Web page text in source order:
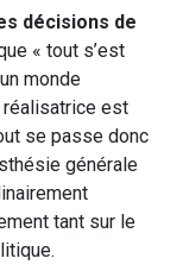
décisions de
« tout s’est
monde
réalisatrice est
se passe donc
générale
tant sur le